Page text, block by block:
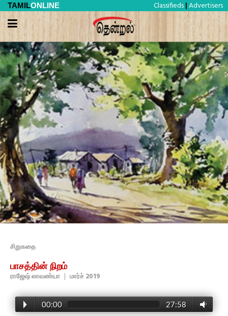
TAMILONLINE Classifieds | Advertisers
சிறுகதை
பாசத்தின் நிறம்
ராஜேஷ் லாவண்யா | மார்ச் 2019
00:00 27:58